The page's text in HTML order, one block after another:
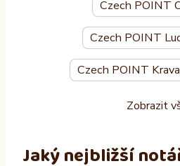
Czech POINT
Czech POINT
Czech POINT
Zobrazit
Jaký nejbližší